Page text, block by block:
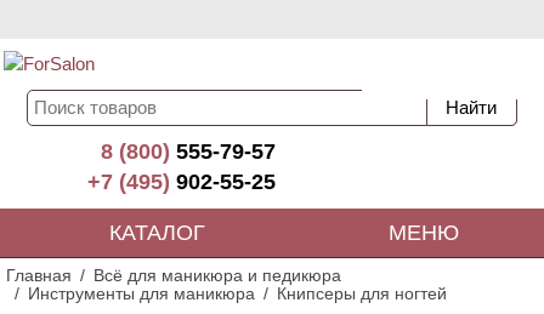
8 (800)555-79-57
+7 (495)902-55-25
КАТАЛОГ МЕНЮ
Главная
Всё для маникюра и педикюра
Инструменты для маникюра
Книпсеры для ногтей